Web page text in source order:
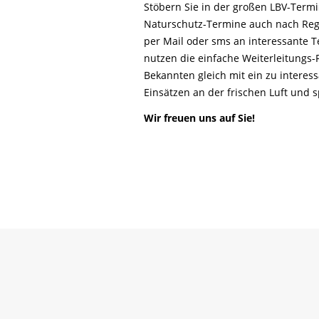
bestellen
Life-Natur-Projekte
Auffangstation
International
Stöbern Sie in der großen LBV-
Naturschutz-Termine auch nach
per Mail oder sms an interessante
nutzen die einfache
Bekannten gleich mit ein zu
Einsätzen an der frischen Luft und
Wir freuen uns auf Sie!